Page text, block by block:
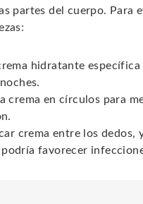
partes del cuerpo. Para
hidratante específica
crema en círculos para
crema entre los dedos,
podría favorecer